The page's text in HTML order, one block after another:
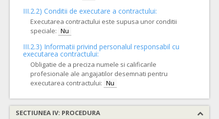
III.2.2) Conditii de executare a contractului:
Executarea contractului este supusa unor conditii
speciale: Nu
III.2.3) Informatii privind personalul responsabil cu
executarea contractului:
Obligatie de a preciza numele si calificarile
profesionale ale angajatilor desemnati pentru
executarea contractului: Nu
SECTIUNEA IV: PROCEDURA